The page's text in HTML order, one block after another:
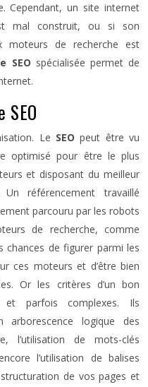
Cependant, un site internet
mal construit, ou si son
moteurs de recherche est
SEO spécialisée permet de
SEO
Le SEO peut être vu
optimisé pour être le plus
et disposant du meilleur
référencement travaillé
parcouru par les robots
de recherche, comme
chances de figurer parmi les
ces moteurs et d’être bien
Or les critères d’un bon
et parfois complexes. Ils
arborescence logique des
l’utilisation de mots-clés
l’utilisation de balises
de vos pages et